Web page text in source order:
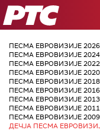
РТС
ПЕСМА ЕВРОВИЗИЈЕ 2026
ПЕСМА ЕВРОВИЗИЈЕ 2024
ПЕСМА ЕВРОВИЗИЈЕ 2022
ПЕСМА ЕВРОВИЗИЈЕ 2020
ПЕСМА ЕВРОВИЗИЈЕ 2018
ПЕСМА ЕВРОВИЗИЈЕ 2016
ПЕСМА ЕВРОВИЗИЈЕ 2013
ПЕСМА ЕВРОВИЗИЈЕ 2011
ПЕСМА ЕВРОВИЗИЈЕ 2009
ДЕЧЈА ПЕСМА